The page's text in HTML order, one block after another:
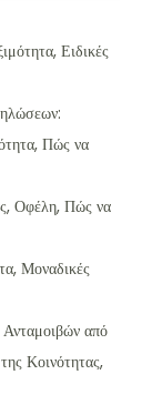
Ειδικές
Πώς να
Οφέλη, Πώς να
Μοναδικές
Ανταμοιβών από
Κοινότητας,